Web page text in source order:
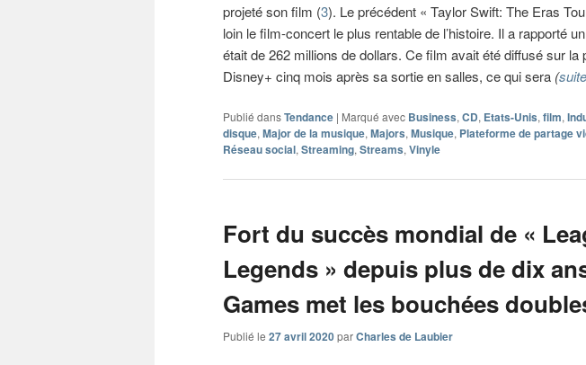
projeté son film (3). Le précédent « Taylor Swift: The Eras
loin le film-concert le plus rentable de l’histoire. Il a rapporté
était de 262 millions de dollars. Ce film avait été diffusé sur la
Disney+ cinq mois après sa sortie en salles, ce qui sera (suite
Publié dansTendance | Marqué avec Business, CD, Etats-Unis, film,
disque, Major de la musique, Majors, Musique, Plateforme de partage
Réseau social, Streaming, Streams, Vinyle
Fort du succès mondial de «
Legends » depuis plus de dix
Games met les bouchées
Publié le 27 avril 2020parCharles de Laubier